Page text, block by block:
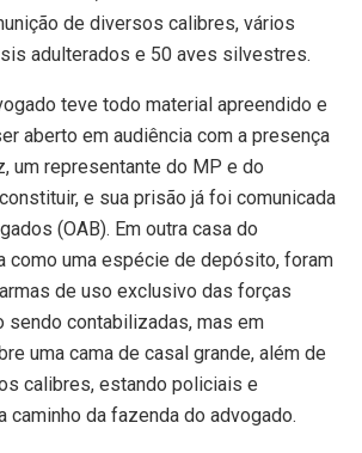
de diversos calibres, vários
adulterados e 50 aves silvestres.
teve todo material apreendido e
aberto em audiência com a presença
um representante do MP e do
e sua prisão já foi comunicada
(OAB). Em outra casa do
como uma espécie de depósito, foram
de uso exclusivo das forças
sendo contabilizadas, mas em
uma cama de casal grande, além de
calibres, estando policiais e
da fazenda do advogado.